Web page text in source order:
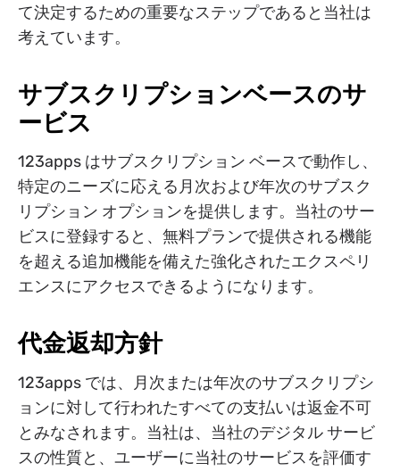
て決定するための重要なステップであると当社は
考えています。
サブスクリプションベースのサ
ービス
123apps はサブスクリプション ベースで動作し、
特定のニーズに応える月次および年次のサブスク
リプション オプションを提供します。当社のサー
ビスに登録すると、無料プランで提供される機能
を超える追加機能を備えた強化されたエクスペリ
エンスにアクセスできるようになります。
代金返却方針
123apps では、月次または年次のサブスクリプシ
ョンに対して行われたすべての支払いは返金不可
とみなされます。当社は、当社のデジタル サービ
スの性質と、ユーザーに当社のサービスを評価す